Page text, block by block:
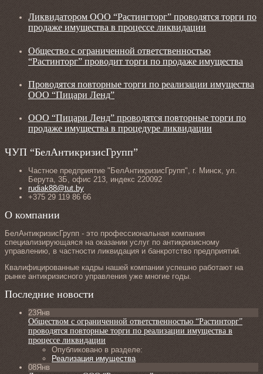
Ликвидатором ООО “Растингторг” проводятся торги по
продаже имущества в процессе ликвидации
Общество с ограниченной ответственностью
“Растинторг” проводит торги по продаже имущества
Проводятся повторные торги по реализации имущества
ООО “Пицари Ленд”
ООО “Пицари Ленд” проводятся повторные торги по
продаже имущества в процедуре ликвидации
ЧУП “БелАнтикризисГрупп”
Частное предприятие "БелАнтикризисГрупп", г. Минск, ул.
Берута, 3Б, офис 213, индекс 220092
rudiak88@tut.by
+375 29 119 86 66
О компании
БелАнтикризисГрупп - это профессиональная компания
специализирующаяся на оказании услуг по антикризисному
управлению, в частности ликвидация и банкротство предприятий.
Квалифицированные кадры нашей компании успешно работают на
рынке антикризисного управления уже многие годы.
Последние новости
23Янв
Обществом с ограниченной ответственностью “Растинторг”
проводятся повторные торги по реализации имущества в
процессе ликвидации
Опубликовано в разделе:
Реализация имущества
08Янв